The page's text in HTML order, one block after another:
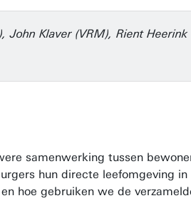
John Klaver (VRM), Rient
samenwerking tussen
hun directe leefomgeving
hoe gebruiken we de